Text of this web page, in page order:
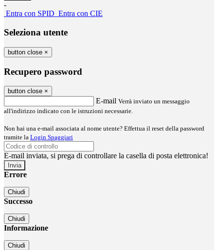
-
Entra con SPID Entra con CIE
Seleziona utente
button close ×
Recupero password
button close ×
E-mail Verrà inviato un messaggio
all'indirizzo indicato con le istruzioni necessarie.
Non hai una e-mail associata al nome utente? Effettua il reset della password
tramite la Login Spaggiari
E-mail inviata, si prega di controllare la casella di posta elettronica!
Errore
Chiudi
Successo
Chiudi
Informazione
Chiudi